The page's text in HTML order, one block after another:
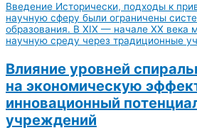
Введение Исторически, подходы к
научную сферу были ограничены
образования. В XIX — начале XX века
научную среду через традиционные
Влияние уровней
на экономическую
инновационный
учреждений